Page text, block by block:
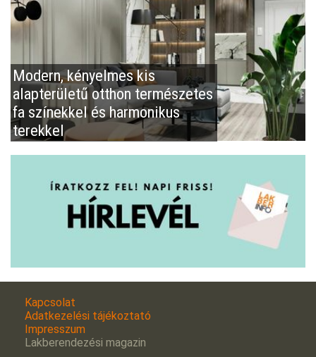
Modern, kényelmes kis
alapterületű otthon természetes
fa színekkel és harmonikus
terekkel
Kapcsolat
Adatkezelési tájékoztató
Impresszum
Lakberendezési magazin